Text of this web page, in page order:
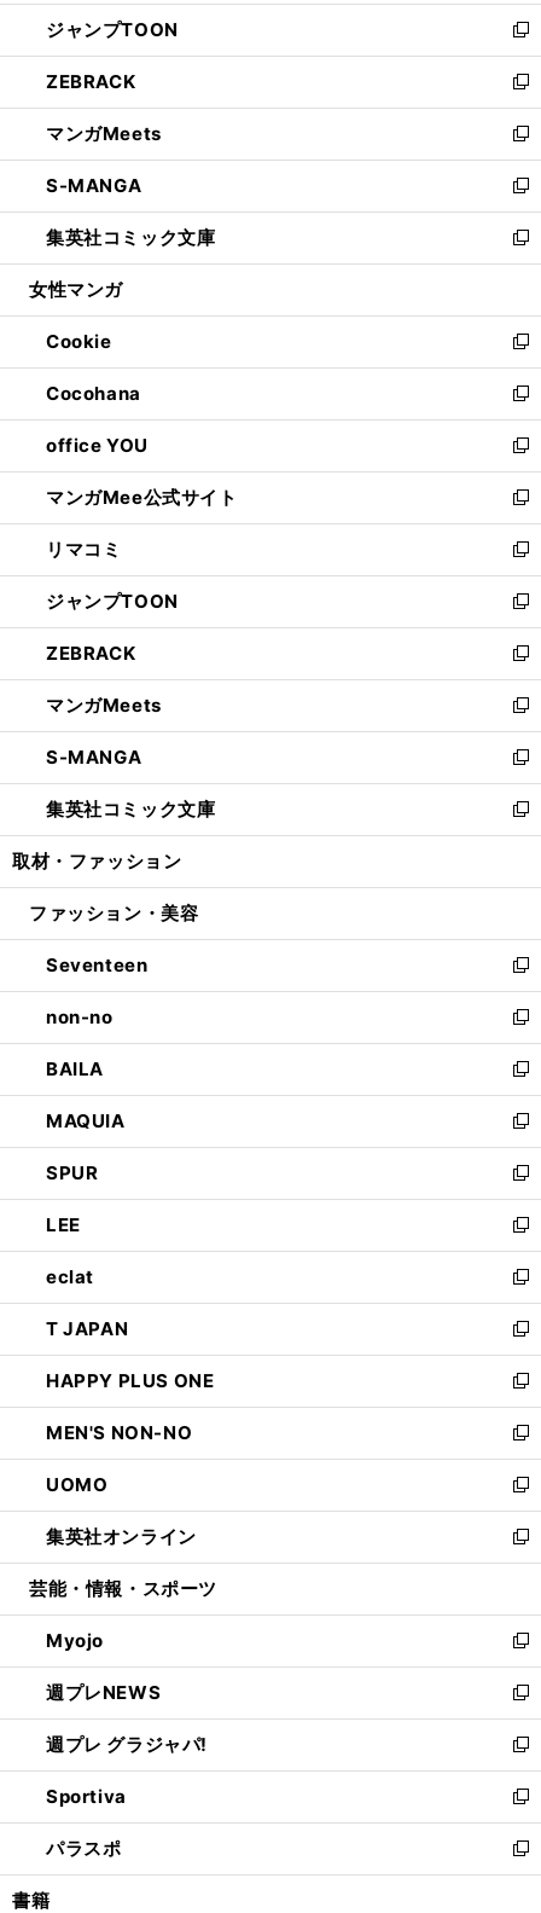
く
ウ
で
開
く
ン
ド
ウ
で
開
く
ウ
ィ
ン
ド
ウ
で
開
く
し
い
ウ
ィ
ン
ド
ウ
で
開
く
ジャンプTOON
新
し
い
ウ
ィ
ン
ド
ウ
で
開
ZEBRACK
新
し
い
ウ
ィ
ン
ド
ウ
開
く
マンガMeets
新
し
い
ウ
ィ
ン
ウ
で
開
く
S-MANGA
新
し
い
ウ
ン
ド
ウ
で
開
く
集英社コミック文庫
新
し
ウ
ィ
ン
ド
ウ
で
開
く
女性マンガ
Cookie
新
し
い
ウ
ィ
ン
ド
ウ
で
開
く
Cocohana
新
し
い
ウ
ィ
ン
ド
ウ
で
開
く
office YOU
新
し
い
ウ
ィ
ン
ド
ウ
で
開
く
マンガMee公式サイト
新
し
い
ウ
ィ
ン
ド
ウ
で
開
く
リマコミ
新
し
い
ウ
ィ
ン
ド
ウ
で
開
く
ジャンプTOON
新
し
い
ウ
ィ
ン
ド
ウ
で
開
ZEBRACK
新
し
い
ウ
ィ
ン
ド
ウ
開
マンガMeets
新
し
い
ウ
ィ
ン
ウ
開
く
S-MANGA
新
し
い
ウ
ン
ウ
で
開
く
集英社コミック文庫
新
し
ウ
ン
ド
ウ
で
開
く
取材・ファッション
ファッション・美容
Seventeen
新
し
い
ウ
ィ
ン
ド
ウ
で
開
く
non-no
新
し
い
ウ
ィ
ン
ド
ウ
で
開
く
BAILA
新
し
い
ウ
ィ
ン
ド
ウ
で
開
く
MAQUIA
新
し
い
ウ
ィ
ン
ド
ウ
で
開
く
SPUR
新
し
い
ウ
ィ
ン
ド
ウ
で
開
く
LEE
新
し
い
ウ
ィ
ン
ド
ウ
で
開
く
eclat
新
し
い
ウ
ィ
ン
ド
ウ
で
開
く
T JAPAN
新
し
い
ウ
ィ
ン
ド
ウ
で
開
HAPPY PLUS ONE
新
し
い
ウ
ィ
ン
ド
ウ
開
く
MEN'S NON-NO
新
し
い
ウ
ィ
ン
ウ
で
開
く
UOMO
新
し
い
ウ
ン
ド
ウ
で
開
く
集英社オンライン
新
し
ウ
ィ
ン
ド
ウ
で
開
く
芸能・情報・スポーツ
Myojo
新
し
い
ウ
ィ
ン
ド
ウ
で
開
週プレNEWS
新
し
い
ウ
ィ
ン
ド
ウ
週プレ グラジャパ!
新
し
い
ウ
ィ
ン
Sportiva
新
し
い
ウ
パラスポ
新
し
書籍